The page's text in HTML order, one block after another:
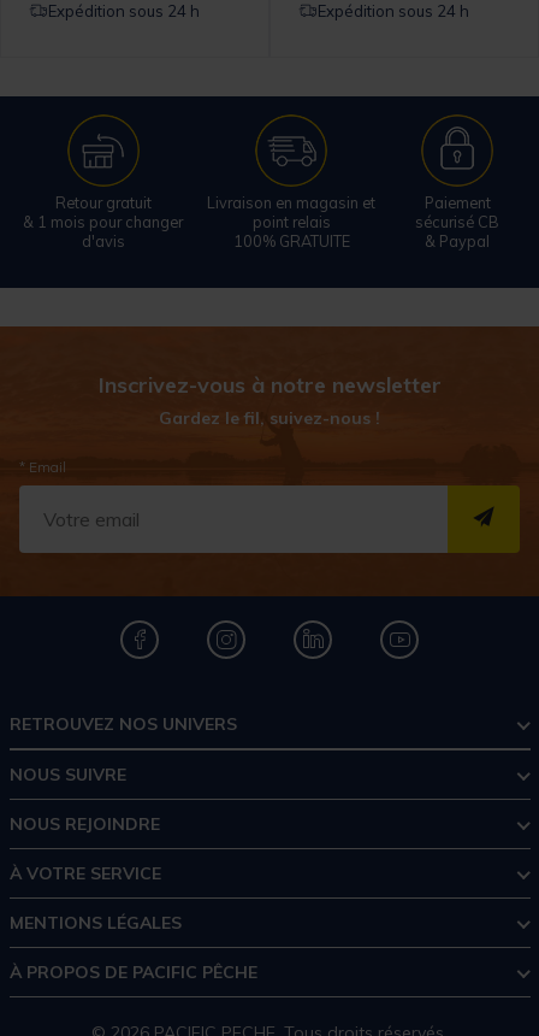
Expédition sous 24 h Expédition sous 24 h
Retour gratuit
& 1 mois pour changer
d'avis
Livraison en magasin et
point relais
100% GRATUITE
Paiement
sécurisé CB
& Paypal
Inscrivez-vous à notre newsletter
Gardez le fil, suivez-nous !
* Email
RETROUVEZ NOS UNIVERS
NOUS SUIVRE
NOUS REJOINDRE
À VOTRE SERVICE
MENTIONS LÉGALES
À PROPOS DE PACIFIC PÊCHE